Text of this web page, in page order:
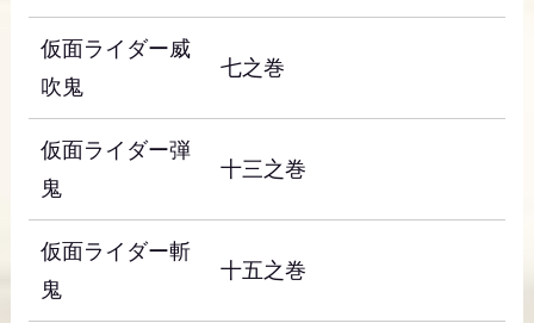
仮面ライダー威
吹鬼
七之巻
仮面ライダー弾
鬼
十三之巻
仮面ライダー斬
鬼
十五之巻